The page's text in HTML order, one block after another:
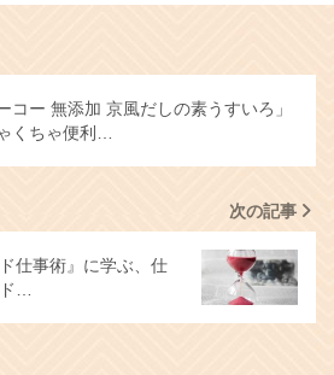
コー 無添加 京風だしの素うすいろ」
くちゃ便利…
次の記事
仕事術』に学ぶ、仕
…